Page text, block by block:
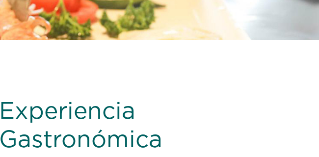
Experiencia
Gastronómica